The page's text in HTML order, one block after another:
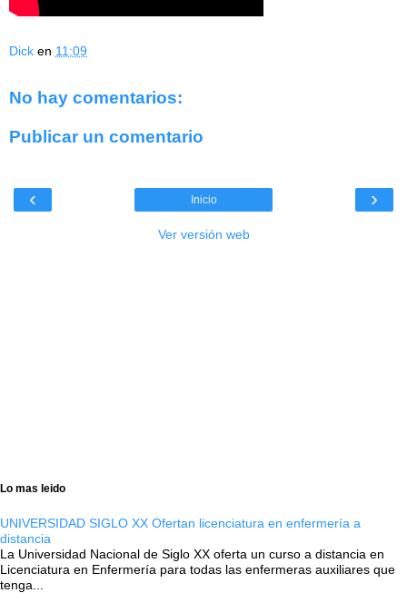
Dick en 11:09
No hay comentarios:
Publicar un comentario
‹ ›
Inicio
Ver versión web
Lo mas leido
UNIVERSIDAD SIGLO XX Ofertan licenciatura en enfermería a
distancia
La Universidad Nacional de Siglo XX oferta un curso a distancia en
Licenciatura en Enfermería para todas las enfermeras auxiliares que
tenga...